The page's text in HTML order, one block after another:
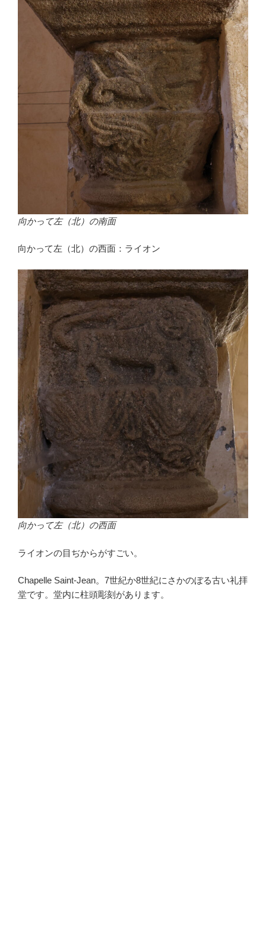
向かって左（北）の南面
向かって左（北）の西面：ライオン
向かって左（北）の西面
ライオンの目ぢからがすごい。
Chapelle Saint-Jean。7世紀か8世紀にさかのぼる古い礼拝
堂です。堂内に柱頭彫刻があります。